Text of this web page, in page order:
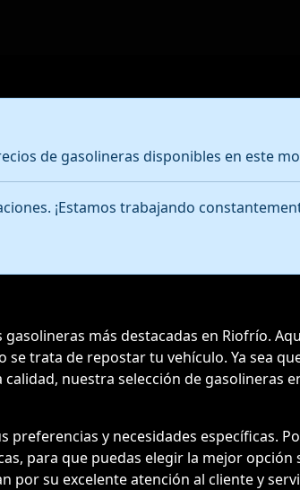
de gasolineras disponibles en este
¡Estamos trabajando
más destacadas en Riofrío.
se trata de repostar tu vehículo. Ya sea
nuestra selección de gasolineras
preferencias y necesidades específicas.
para que puedas elegir la mejor
por su excelente atención al cliente y